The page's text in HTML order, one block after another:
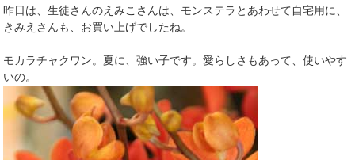
昨日は、生徒さんのえみこさんは、モンステラとあわせて自宅用に、
きみえさんも、お買い上げでしたね。
モカラチャクワン。夏に、強い子です。愛らしさもあって、使いやす
いの。